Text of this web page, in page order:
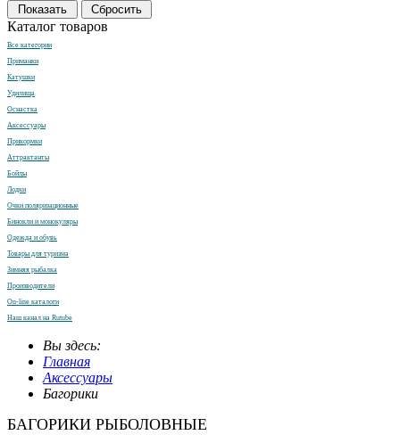
Показать Сбросить
Каталог товаров
Все категории
Приманки
Катушки
Удилища
Оснастка
Аксессуары
Прикормки
Аттрактанты
Бойлы
Лодки
Очки поляризационные
Бинокли и монокуляры
Одежда и обувь
Товары для туризма
Зимняя рыбалка
Производители
On-line каталоги
Наш канал на Rutube
Вы здесь:
Главная
Аксессуары
Багорики
БАГОРИКИ РЫБОЛОВНЫЕ